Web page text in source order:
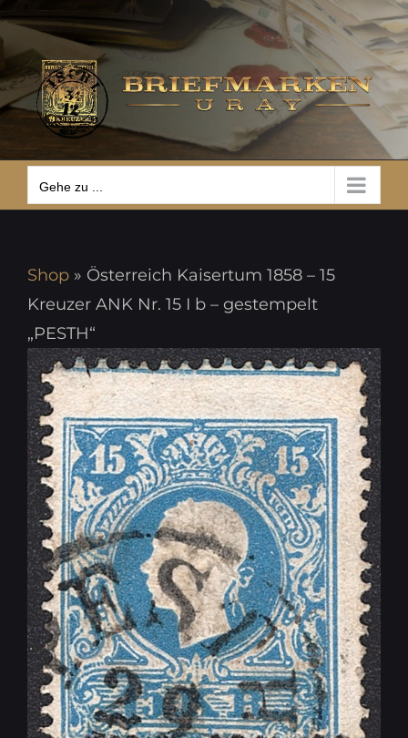
Zum
Inhalt
springen
Gehe zu ...
Gehe zu ...
Shop » Österreich Kaisertum 1858 – 15
Kreuzer ANK Nr. 15 I b – gestempelt
„PESTH“